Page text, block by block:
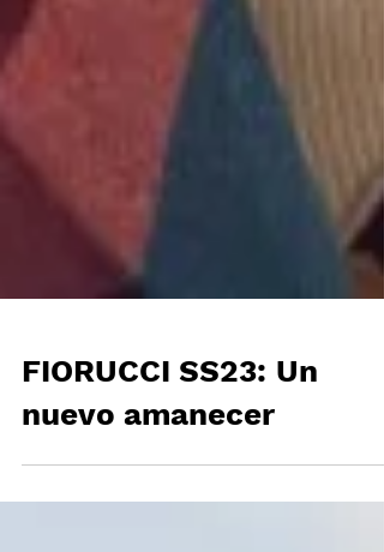
FIORUCCI SS23: Un
nuevo amanecer